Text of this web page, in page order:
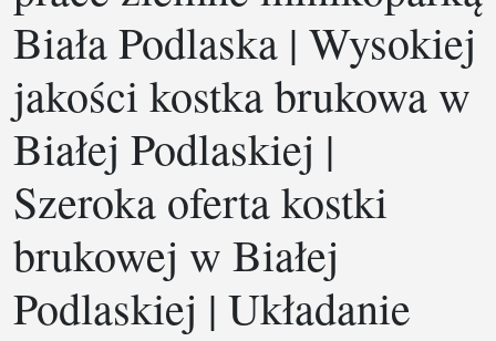
Biała Podlaska | Wysokiej
jakości kostka brukowa w
Białej Podlaskiej |
Szeroka oferta kostki
brukowej w Białej
Podlaskiej | Układanie